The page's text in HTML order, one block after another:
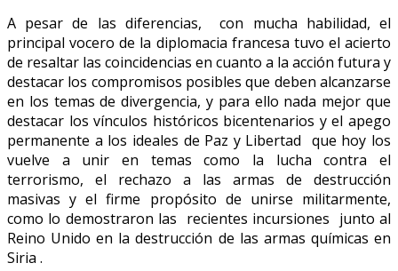
A pesar de las diferencias, con mucha habilidad, el
principal vocero de la diplomacia francesa tuvo el acierto
de resaltar las coincidencias en cuanto a la acción futura y
destacar los compromisos posibles que deben alcanzarse
en los temas de divergencia, y para ello nada mejor que
destacar los vínculos históricos bicentenarios y el apego
permanente a los ideales de Paz y Libertad que hoy los
vuelve a unir en temas como la lucha contra el
terrorismo, el rechazo a las armas de destrucción
masivas y el firme propósito de unirse militarmente,
como lo demostraron las recientes incursiones junto al
Reino Unido en la destrucción de las armas químicas en
Siria .